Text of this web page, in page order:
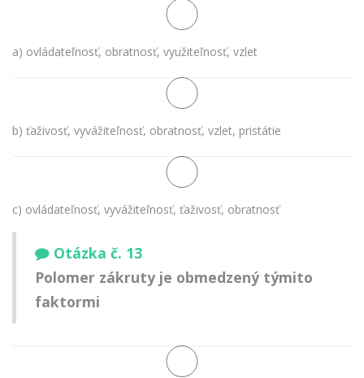
a) ovládateľnosť, obratnosť, využiteľnosť, vzlet
b) ťaživosť, vyvážiteľnosť, obratnosť, vzlet, pristátie
c) ovládateľnosť, vyvážiteľnosť, ťaživosť, obratnosť
Otázka č. 13
Polomer zákruty je obmedzený týmito
faktormi